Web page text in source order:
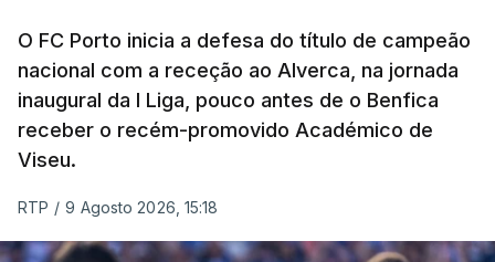
O FC Porto inicia a defesa do título de campeão
nacional com a receção ao Alverca, na jornada
inaugural da I Liga, pouco antes de o Benfica
receber o recém-promovido Académico de
Viseu.
RTP / 9 Agosto 2026, 15:18